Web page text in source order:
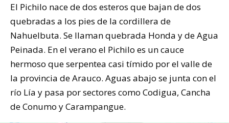
El Pichilo nace de dos esteros que bajan de dos
quebradas a los pies de la cordillera de
Nahuelbuta. Se llaman quebrada Honda y de Agua
Peinada. En el verano el Pichilo es un cauce
hermoso que serpentea casi tímido por el valle de
la provincia de Arauco. Aguas abajo se junta con el
río Lía y pasa por sectores como Codigua, Cancha
de Conumo y Carampangue.